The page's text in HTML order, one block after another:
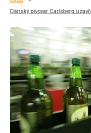
Dánský pivovar Carlsberg